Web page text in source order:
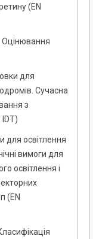
(EN
Оцінювання
для
Сучасна
з
для освітлення
вимоги для
освітлення і
(EN